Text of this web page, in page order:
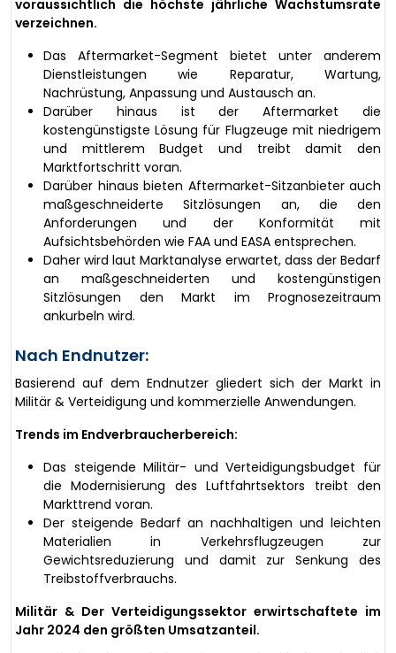
voraussichtlich die höchste jährliche Wachstumsrate
verzeichnen.
Das Aftermarket-Segment bietet unter anderem
Dienstleistungen wie Reparatur, Wartung,
Nachrüstung, Anpassung und Austausch an.
Darüber hinaus ist der Aftermarket die
kostengünstigste Lösung für Flugzeuge mit niedrigem
und mittlerem Budget und treibt damit den
Marktfortschritt voran.
Darüber hinaus bieten Aftermarket-Sitzanbieter auch
maßgeschneiderte Sitzlösungen an, die den
Anforderungen und der Konformität mit
Aufsichtsbehörden wie FAA und EASA entsprechen.
Daher wird laut Marktanalyse erwartet, dass der Bedarf
an maßgeschneiderten und kostengünstigen
Sitzlösungen den Markt im Prognosezeitraum
ankurbeln wird.
Nach Endnutzer:
Basierend auf dem Endnutzer gliedert sich der Markt in
Militär & Verteidigung und kommerzielle Anwendungen.
Trends im Endverbraucherbereich:
Das steigende Militär- und Verteidigungsbudget für
die Modernisierung des Luftfahrtsektors treibt den
Markttrend voran.
Der steigende Bedarf an nachhaltigen und leichten
Materialien in Verkehrsflugzeugen zur
Gewichtsreduzierung und damit zur Senkung des
Treibstoffverbrauchs.
Militär & Der Verteidigungssektor erwirtschaftete im
Jahr 2024 den größten Umsatzanteil.